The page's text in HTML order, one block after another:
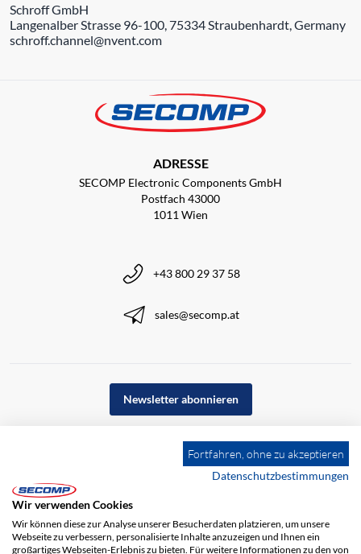
Schroff GmbH
Langenalber Strasse 96-100, 75334 Straubenhardt, Germany
schroff.channel@nvent.com
ADRESSE
SECOMP Electronic Components GmbH
Postfach 43000
1011 Wien
+43 800 29 37 58
sales@secomp.at
Newsletter abonnieren
Fortfahren, ohne zu akzeptieren
Datenschutzbestimmungen
Wir verwenden Cookies
Wir können diese zur Analyse unserer Besucherdaten platzieren, um unsere
Webseite zu verbessern, personalisierte Inhalte anzuzeigen und Ihnen ein
großartiges Webseiten-Erlebnis zu bieten. Für weitere Informationen zu den von